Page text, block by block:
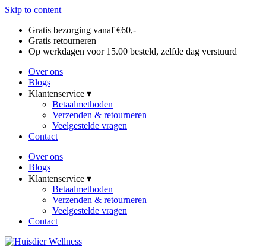
Skip to content
Gratis bezorging vanaf €60,-
Gratis retourneren
Op werkdagen voor 15.00 besteld, zelfde dag verstuurd
Over ons
Blogs
Klantenservice ▾
Betaalmethoden
Verzenden & retourneren
Veelgestelde vragen
Contact
Over ons
Blogs
Klantenservice ▾
Betaalmethoden
Verzenden & retourneren
Veelgestelde vragen
Contact